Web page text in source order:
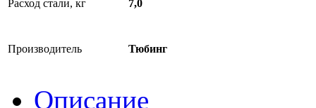
Расход стали, кг 7,0
Производитель Тюбинг
Описание